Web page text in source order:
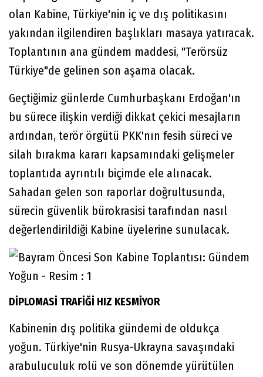
olan Kabine, Türkiye'nin iç ve dış politikasını
yakından ilgilendiren başlıkları masaya yatıracak.
Toplantının ana gündem maddesi, "Terörsüz
Türkiye"de gelinen son aşama olacak.
Geçtiğimiz günlerde Cumhurbaşkanı Erdoğan'ın
bu sürece ilişkin verdiği dikkat çekici mesajların
ardından, terör örgütü PKK'nın fesih süreci ve
silah bırakma kararı kapsamındaki gelişmeler
toplantıda ayrıntılı biçimde ele alınacak.
Sahadan gelen son raporlar doğrultusunda,
sürecin güvenlik bürokrasisi tarafından nasıl
değerlendirildiği Kabine üyelerine sunulacak.
DİPLOMASİ TRAFİĞİ HIZ KESMİYOR
Kabinenin dış politika gündemi de oldukça
yoğun. Türkiye'nin Rusya-Ukrayna savaşındaki
arabuluculuk rolü ve son dönemde yürütülen